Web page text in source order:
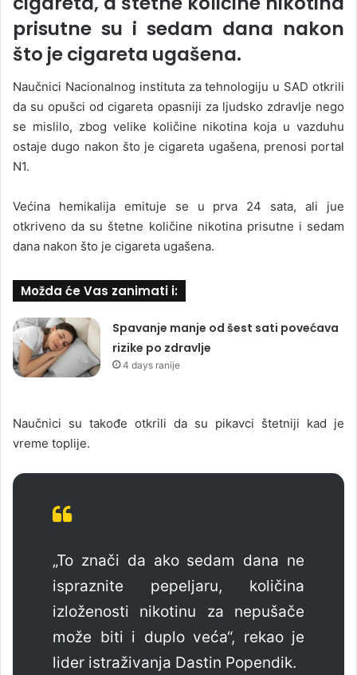
prisutne su i sedam dana nakon
što je cigareta ugašena.
Naučnici Nacionalnog instituta za tehnologiju u SAD otkrili
da su opušci od cigareta opasniji za ljudsko zdravlje nego
se mislilo, zbog velike količine nikotina koja u vazduhu
ostaje dugo nakon što je cigareta ugašena, prenosi portal
N1.
Većina hemikalija emituje se u prva 24 sata, ali jue
otkriveno da su štetne količine nikotina prisutne i sedam
dana nakon što je cigareta ugašena.
Možda će Vas zanimati i:
Spavanje manje od šest sati povećava
rizike po zdravlje
4 days ranije
Naučnici su takođe otkrili da su pikavci štetniji kad je
vreme toplije.
„To znači da ako sedam dana ne
ispraznite pepeljaru, količina
izloženosti nikotinu za nepušače
može biti i duplo veća“, rekao je
lider istraživanja Dastin Popendik.